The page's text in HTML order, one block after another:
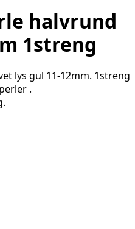
halvrund
1streng
lys gul 11-12mm. 1streng
.